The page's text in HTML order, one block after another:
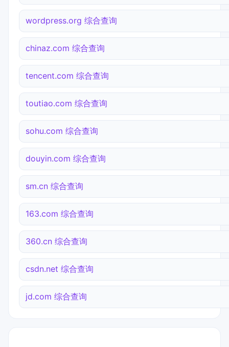
wordpress.org 综合查询
chinaz.com 综合查询
tencent.com 综合查询
toutiao.com 综合查询
sohu.com 综合查询
douyin.com 综合查询
sm.cn 综合查询
163.com 综合查询
360.cn 综合查询
csdn.net 综合查询
jd.com 综合查询